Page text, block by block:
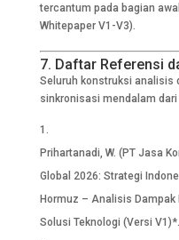
tercantum pada bagian
Whitepaper V1-V3).
7. Daftar Referensi
Seluruh konstruksi analisis
sinkronisasi mendalam
Prihartanadi, W. (PT Jasa
Global 2026: Strategi
Hormuz – Analisis Dampak
Solusi Teknologi (Versi V1)*.